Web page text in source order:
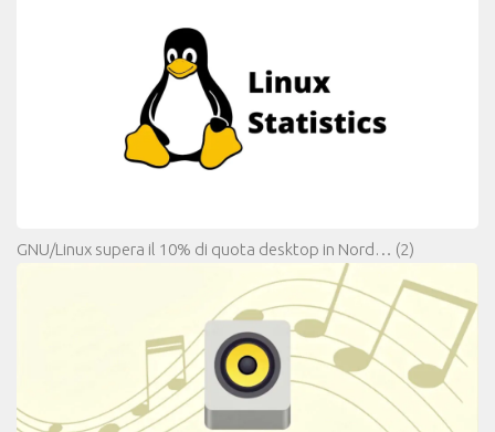
GNU/Linux supera il 10% di quota desktop in Nord… (2)